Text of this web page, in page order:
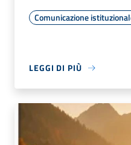
Comunicazione
LEGGI DI PIÙ